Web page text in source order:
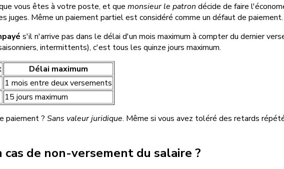
vous êtes à votre poste, et que monsieur le patron décide de faire
juges. Même un paiement partiel est considéré comme un défaut de paiement.
s'il n'arrive pas dans le délai d'un mois maximum à compter du dernier
intermittents), c'est tous les quinze jours maximum.
Délai maximum
1 mois entre deux versements
15 jours maximum
paiement ? Sans valeur juridique. Même si vous avez toléré des retards
de non-versement du salaire ?